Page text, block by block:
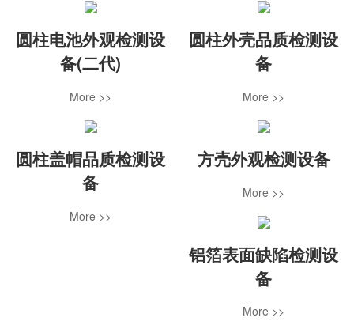
圆柱电池外观检测设
备(二代)
More >>
圆柱外壳品质检测设
备
More >>
圆柱盖帽品质检测设
备
More >>
方壳外观检测设备
More >>
铝箔表面缺陷检测设
备
More >>